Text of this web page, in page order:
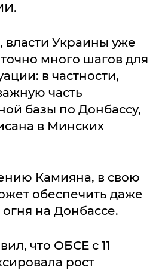
власти Украины уже
много шагов для
в частности,
часть
базы по Донбассу,
в Минских
Камияна, в свою
обеспечить даже
на Донбассе.
что ОБСЕ с 11
рост